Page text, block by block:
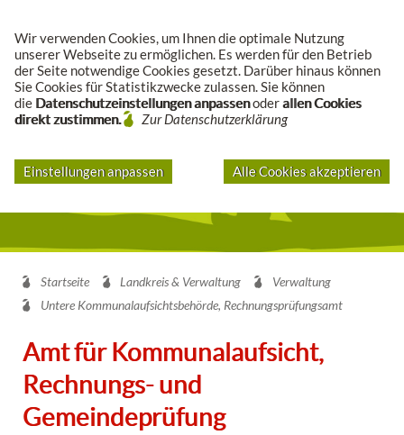
Wir verwenden Cookies, um Ihnen die optimale Nutzung
unserer Webseite zu ermöglichen. Es werden für den Betrieb
der Seite notwendige Cookies gesetzt. Darüber hinaus können
Sie Cookies für Statistikzwecke zulassen. Sie können
die Datenschutzeinstellungen anpassenoderallen Cookies
direkt zustimmen.
Zur Datenschutzerklärung
Einstellungen anpassen Alle Cookies akzeptieren
Startseite Landkreis & Verwaltung
Verwaltung
Untere Kommunalaufsichtsbehörde, Rechnungsprüfungsamt
Amt für Kommunalaufsicht,
Rechnungs- und
Gemeindeprüfung